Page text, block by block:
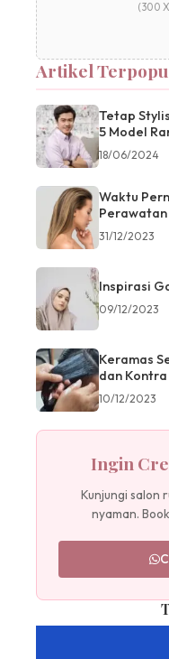
(300
Artikel
Tetap
5 Model
18/06/2024
Waktu
Perawatan
31/12/2023
Inspirasi
09/12/2023
Keramas
dan Kontra
10/12/2023
Ingin
Kunjungi salon
nyaman.